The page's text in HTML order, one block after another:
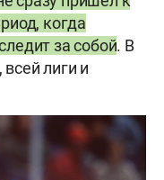
когда
за собой. В
лиги и